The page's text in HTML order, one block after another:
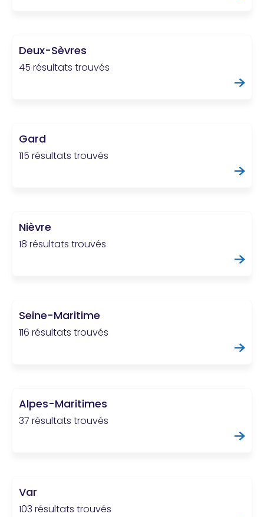
Deux-Sèvres
45 résultats trouvés
Gard
115 résultats trouvés
Nièvre
18 résultats trouvés
Seine-Maritime
116 résultats trouvés
Alpes-Maritimes
37 résultats trouvés
Var
103 résultats trouvés